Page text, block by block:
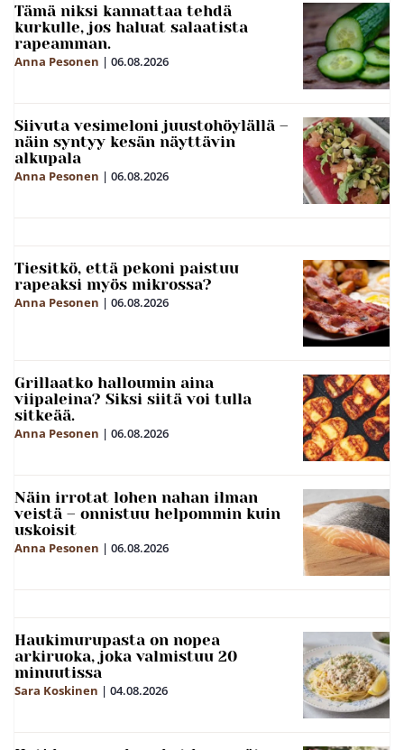
Tämä niksi kannattaa tehdä
kurkulle, jos haluat salaatista
rapeamman.
Anna Pesonen | 06.08.2026
Siivuta vesimeloni juustohöylällä –
näin syntyy kesän näyttävin
alkupala
Anna Pesonen | 06.08.2026
Tiesitkö, että pekoni paistuu
rapeaksi myös mikrossa?
Anna Pesonen | 06.08.2026
Grillaatko halloumin aina
viipaleina? Siksi siitä voi tulla
sitkeää.
Anna Pesonen | 06.08.2026
Näin irrotat lohen nahan ilman
veistä – onnistuu helpommin kuin
uskoisit
Anna Pesonen | 06.08.2026
Haukimurupasta on nopea
arkiruoka, joka valmistuu 20
minuutissa
Sara Koskinen | 04.08.2026